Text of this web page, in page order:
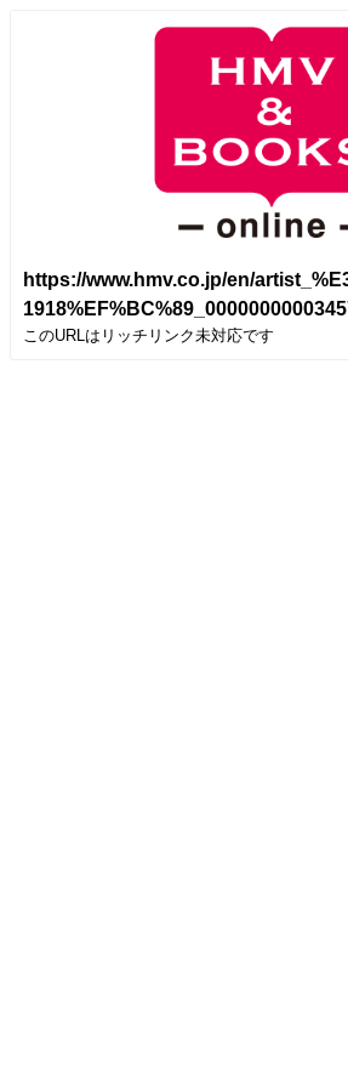
https://www.hmv.co.jp/en/
このURLはリッチリンク未対応です